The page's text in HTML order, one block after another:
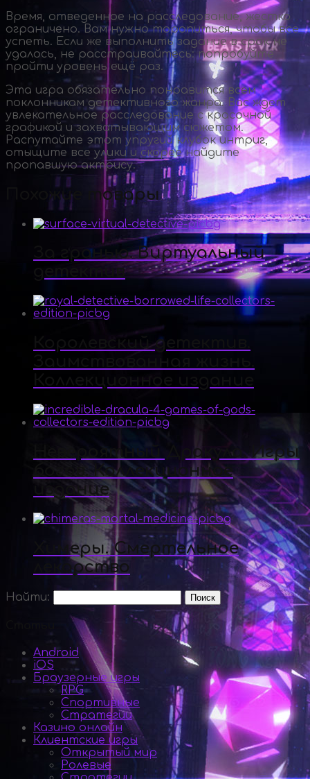
Время, отведенное на расследование, жестко
ограничено. Вам нужно торопиться, чтобы все
успеть. Если же выполнить задание в срок не
удалось, не расстраивайтесь: попробуйте
пройти уровень ещё раз.
Эта игра обязательно понравится всем
поклонникам детективного жанра. Вас ждет
увлекательное расследование с красочной
графикой и захватывающим сюжетом.
Распутайте этот упругий клубок интриг,
отыщите все улики и скорее найдите
пропавшую актрису.
Похожие товары
За гранью. Виртуальный
детектив
Королевский детектив.
Невероятный Дракула. Игры
богов. Коллекционное
издание
Химеры. Смертельное
лекарство
Найти:
Android
iOS
Браузерные игры
RPG
Спортивные
Стратегии
Казино онлайн
Клиентские игры
Открытый мир
Ролевые